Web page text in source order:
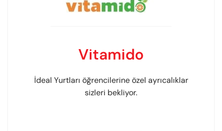
Vitamido
İdeal Yurtları öğrencilerine özel ayrıcalıklar
sizleri bekliyor.